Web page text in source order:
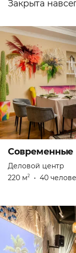
Закрыта
Современные
Деловой центр
220 м2 • 40